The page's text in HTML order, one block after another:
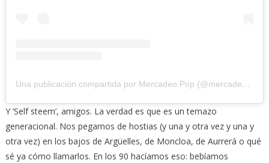
Una publicación compartida por Mercadeo Pop (@mercadeo_pop)
Y ‘Self steem’, amigos. La verdad es que es un temazo
generacional. Nos pegamos de hostias (y una y otra vez y una y
otra vez) en los bajos de Argüelles, de Moncloa, de Aurrerá o qué
sé ya cómo llamarlos. En los 90 hacíamos eso: bebíamos